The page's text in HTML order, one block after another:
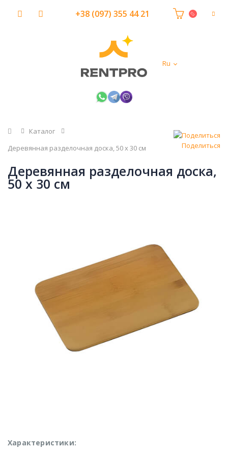
Ru
+38 (097) 355 44 21
Главная
Каталог
Деревянная разделочная доска, 50 х 30 см
Поделиться
Деревянная разделочная доска,
50 х 30 см
Характеристики: